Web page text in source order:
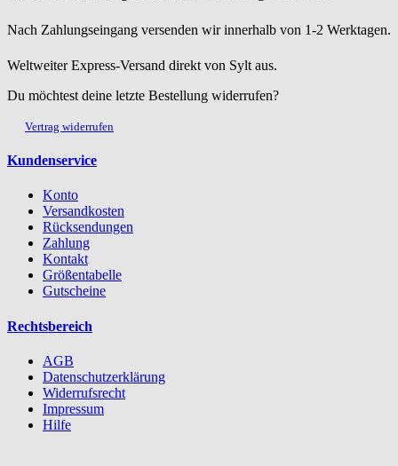
Nach Zahlungseingang versenden wir innerhalb von 1-2 Werktagen.
Weltweiter Express-Versand direkt von Sylt aus.
Du möchtest deine letzte Bestellung widerrufen?
Vertrag widerrufen
Kundenservice
Konto
Versandkosten
Rücksendungen
Zahlung
Kontakt
Größentabelle
Gutscheine
Rechtsbereich
AGB
Datenschutzerklärung
Widerrufsrecht
Impressum
Hilfe